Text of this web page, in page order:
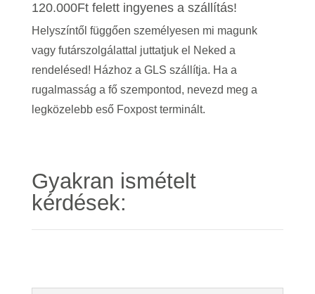
120.000Ft felett ingyenes a szállítás!
Helyszíntől függően személyesen mi magunk
vagy futárszolgálattal juttatjuk el Neked a
rendelésed! Házhoz a GLS szállítja. Ha a
rugalmasság a fő szempontod, nevezd meg a
legközelebb eső Foxpost terminált.
Gyakran ismételt
kérdések: